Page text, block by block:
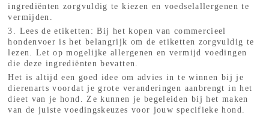
ingrediënten zorgvuldig te kiezen en voedselallergenen te
vermijden.
3. Lees de etiketten: Bij het kopen van commercieel
hondenvoer is het belangrijk om de etiketten zorgvuldig te
lezen. Let op mogelijke allergenen en vermijd voedingen
die deze ingrediënten bevatten.
Het is altijd een goed idee om advies in te winnen bij je
dierenarts voordat je grote veranderingen aanbrengt in het
dieet van je hond. Ze kunnen je begeleiden bij het maken
van de juiste voedingskeuzes voor jouw specifieke hond.